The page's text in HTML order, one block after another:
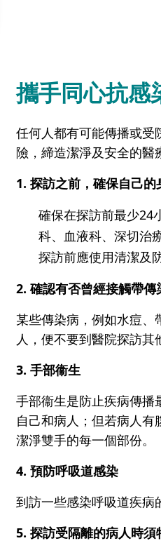
攜手同心抗感
任何人都有可能傳播或受
險，締造潔淨及安全的醫
1. 探訪之前，確保自己的
確保在探訪前最少24
科、血液科、深切治
探訪前應使用清潔及
2. 確認有否曾經接觸帶傳
某些傳染病，例如水痘、
人，便不要到醫院探訪其
3. 手部衞生
手部衞生是防止疾病傳播
自己和病人；但若病人
潔淨雙手的每一個部份。
4. 預防呼吸道感染
到訪一些感染呼吸道疾病
5. 探訪受隔離的病人時須